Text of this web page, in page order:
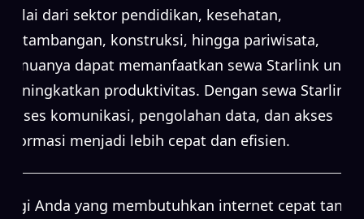
Mulai dari sektor pendidikan, kesehatan,
pertambangan, konstruksi, hingga pariwisata,
semuanya dapat memanfaatkan sewa Starlink untuk
meningkatkan produktivitas. Dengan sewa Starlink,
proses komunikasi, pengolahan data, dan akses
informasi menjadi lebih cepat dan efisien.
Bagi Anda yang membutuhkan internet cepat tanpa